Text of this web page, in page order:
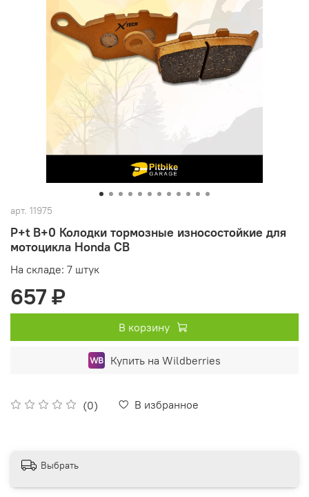
арт. 11975
P+t B+0 Колодки тормозные износостойкие для
мотоцикла Honda CB
(0) В избранное
На складе: 7 штук
657 ₽
В корзину
Купить на Wildberries
Выбрать